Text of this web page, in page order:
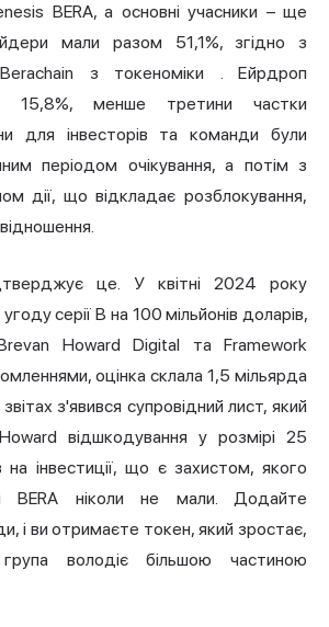
BERA, а основні учасники – ще
мали разом 51,1%, згідно з
з токеноміки . Ейрдроп
15,8%, менше третини частки
для інвесторів та команди були
періодом очікування, а потім з
дії, що відкладає розблокування,
це. У квітні 2024 року
угодусерії B на 100 мільйонів доларів,
Howard Digital та Framework
оцінка склала 1,5 мільярда
з'явився супровідний лист, який
відшкодування у розмірі 25
на інвестиції, що є захистом, якого
BERA ніколи не мали. Додайте
і ви отримаєте токен, який зростає,
володіє більшою частиною